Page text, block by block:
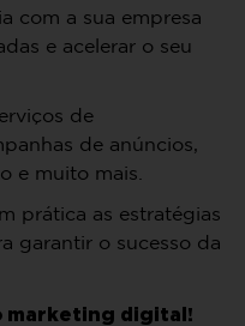
com a sua empresa
e acelerar o seu
de
de anúncios,
e muito mais.
prática as estratégias
garantir o sucesso da
marketing digital!